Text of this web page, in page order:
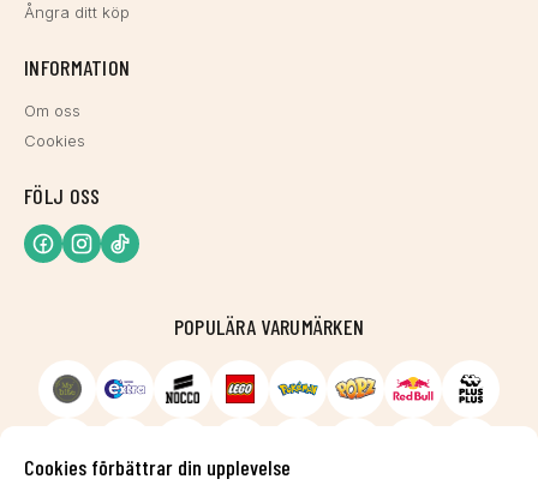
Cookies förbättrar din upplevelse
Ångra ditt köp
INFORMATION
Om oss
Cookies
FÖLJ OSS
POPULÄRA VARUMÄRKEN